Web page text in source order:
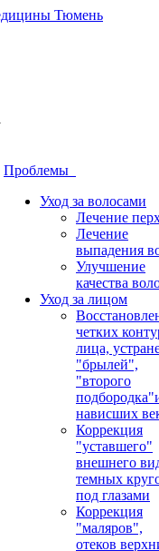
Проблемы
Уход за волосами
Лечение
Лечение
выпадения
Улучшение
качества
Уход за лицом
четких
лица,
"брылей",
"второго
нависших
Коррекция
"уставшего"
внешнего
темных
под глазами
Коррекция
"маляров",
отеков